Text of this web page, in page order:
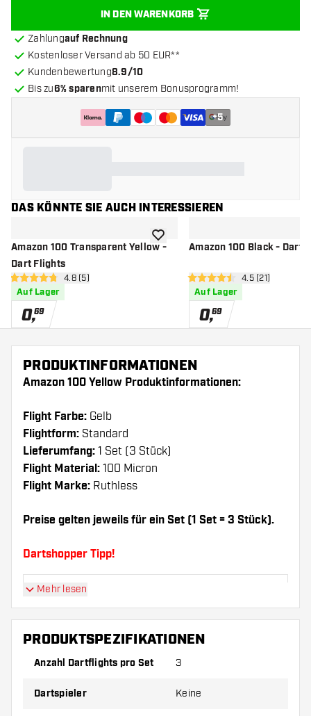
IN DEN WARENKORB
Zahlungauf Rechnung
Kostenloser Versand ab 50 EUR**
Kundenbewertung8.9/10
Bis zu6% sparenmit unserem Bonusprogramm!
+5
DAS KÖNNTE SIE AUCH INTERESSIEREN
Amazon 100 Transparent Yellow -
Dart Flights
Bewertungsbereich öffnen
4.8 Bewertungssterne
4.8 (5)
Auf Lager
0,69
Zur Wunschliste hinzufügen
Amazon 100 Black - Dart
4.5 Bewertungssterne
4.5 (21)
Auf Lager
0,69
PRODUKTINFORMATIONEN
Amazon 100 Yellow Produktinformationen:
Flight Farbe: Gelb
Flightform: Standard
Lieferumfang: 1 Set (3 Stück)
Flight Material: 100 Micron
Flight Marke: Ruthless
Preise gelten jeweils für ein Set (1 Set = 3 Stück).
Dartshopper Tipp!
Sorgen Sie für genügend Ersatz Flights und
Shafts. Diese können sich durch Gebrauch
Probieren Sie eine andere Form, ein anderes
um herauszufinden, welche Variante am besten
Mehr lesen
PRODUKTSPEZIFIKATIONEN
Anzahl Dartflights pro Set 3
Dartspieler Keine